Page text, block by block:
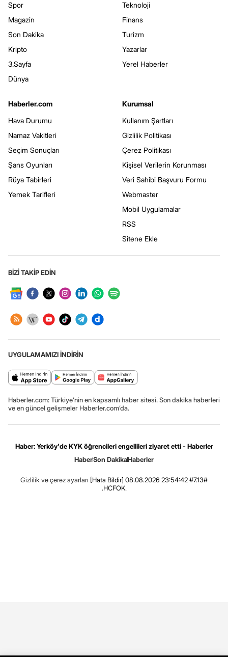
Spor
Magazin
Son Dakika
Kripto
3.Sayfa
Dünya
Teknoloji
Finans
Turizm
Yazarlar
Yerel Haberler
Haberler.com
Hava Durumu
Namaz Vakitleri
Seçim Sonuçları
Şans Oyunları
Rüya Tabirleri
Yemek Tarifleri
Kurumsal
Kullanım Şartları
Gizlilik Politikası
Çerez Politikası
Kişisel Verilerin Korunması
Veri Sahibi Başvuru Formu
Webmaster
Mobil Uygulamalar
RSS
Sitene Ekle
BİZİ TAKİP EDİN
UYGULAMAMIZI İNDİRİN
Haberler.com: Türkiye’nin en kapsamlı haber sitesi. Son dakika haberleri
ve en güncel gelişmeler Haberler.com’da.
Haber: Yerköy'de KYK öğrencileri engellileri ziyaret etti - Haberler
HaberSon DakikaHaberler
Gizlilik ve çerez ayarları [Hata Bildir] 08.08.2026 23:54:42 #7.13#
.HCFOK.